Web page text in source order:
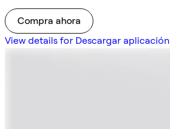
Compra ahora
View details for Descargar aplicación